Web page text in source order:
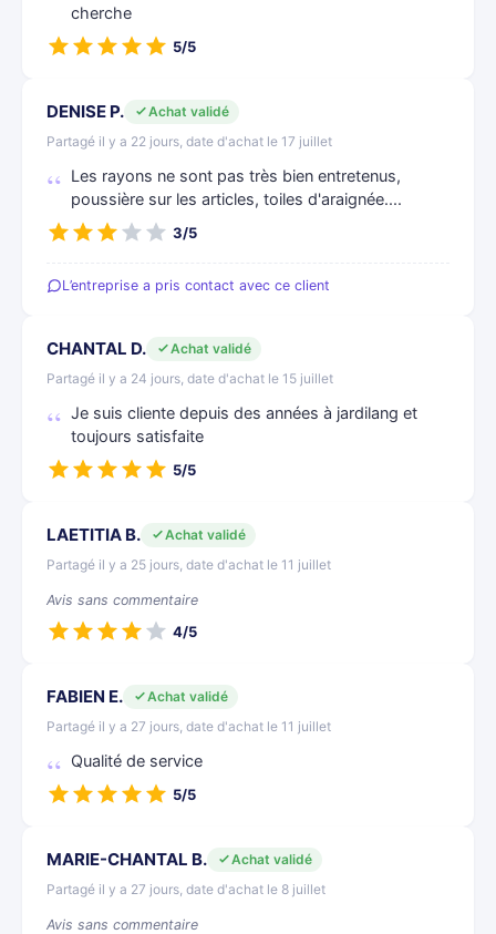
cherche
5/5
DENISE P.
Achat validé
Partagé il y a 22 jours, date d'achat le 17 juillet
Les rayons ne sont pas très bien entretenus,
poussière sur les articles, toiles d'araignée....
3/5
L’entreprise a pris contact avec ce client
CHANTAL D.
Achat validé
Partagé il y a 24 jours, date d'achat le 15 juillet
Je suis cliente depuis des années à jardilang et
toujours satisfaite
5/5
LAETITIA B.
Achat validé
Partagé il y a 25 jours, date d'achat le 11 juillet
Avis sans commentaire
4/5
FABIEN E.
Achat validé
Partagé il y a 27 jours, date d'achat le 11 juillet
Qualité de service
5/5
MARIE-CHANTAL B.
Achat validé
Partagé il y a 27 jours, date d'achat le 8 juillet
Avis sans commentaire